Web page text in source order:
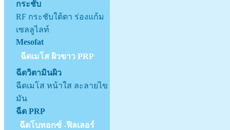
กระชับ
RF กระชับใต้ตา ร่องแก้ม
เซลลูไลท์
Mesofat
ฉีดเมโส ผิวขาว PRP
ฉีดวิตามินผิว
ฉีดเมโส หน้าใส ละลายไข
มัน
ฉีด PRP
ฉีดโบทอกซ์ -ฟิลเลอร์